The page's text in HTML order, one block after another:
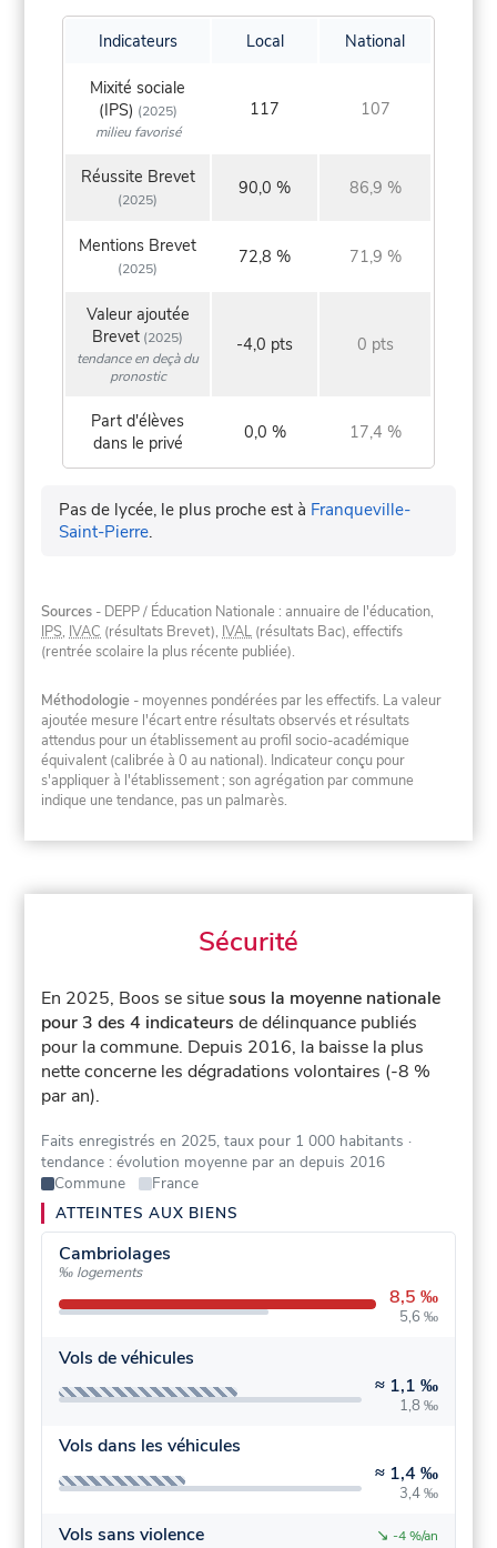
Indicateurs Local National
Mixité sociale
(IPS) (2025)
milieu favorisé
117 107
Réussite Brevet
(2025)
90,0 % 86,9 %
Mentions Brevet
(2025)
72,8 % 71,9 %
Valeur ajoutée
Brevet (2025)
tendance en deçà du
pronostic
-4,0 pts 0 pts
Part d'élèves
dans le privé
0,0 % 17,4 %
Pas de lycée, le plus proche est à Franqueville-
Saint-Pierre.
Sources - DEPP / Éducation Nationale : annuaire de l'éducation,
IPS, IVAC (résultats Brevet), IVAL (résultats Bac), effectifs
(rentrée scolaire la plus récente publiée).
Méthodologie - moyennes pondérées par les effectifs. La valeur
ajoutée mesure l'écart entre résultats observés et résultats
attendus pour un établissement au profil socio-académique
équivalent (calibrée à 0 au national). Indicateur conçu pour
s'appliquer à l'établissement ; son agrégation par commune
indique une tendance, pas un palmarès.
Sécurité
En 2025, Boos se situesous la moyenne nationale
pour 3 des 4 indicateurs de délinquance publiés
pour la commune. Depuis 2016, la baisse la plus
nette concerne les dégradations volontaires (-8 %
par an).
Faits enregistrés en 2025, taux pour 1 000 habitants ·
tendance : évolution moyenne par an depuis 2016
Commune
France
ATTEINTES AUX BIENS
Cambriolages
‰ logements
8,5 ‰
5,6 ‰
Vols de véhicules
≈ 1,1 ‰
1,8 ‰
Vols dans les véhicules
≈ 1,4 ‰
3,4 ‰
Vols sans violence
↘ -4 %/an